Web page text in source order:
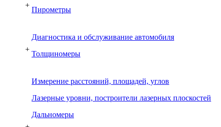
+
Пирометры
+
Диагностика и обслуживание автомобиля
Толщиномеры
Измерение расстояний, площадей, углов
Лазерные уровни, построители лазерных плоскостей
Дальномеры